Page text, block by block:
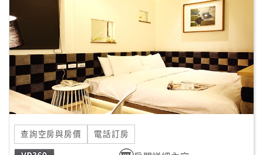
Line
線
上
客
服
紅
利
查詢空房與房價 電話訂房